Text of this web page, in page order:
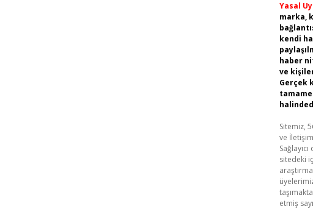
Yasal
marka,
kendi
haber
ve
Gerçek
Sitemiz,
ve
sitedeki
etmiş